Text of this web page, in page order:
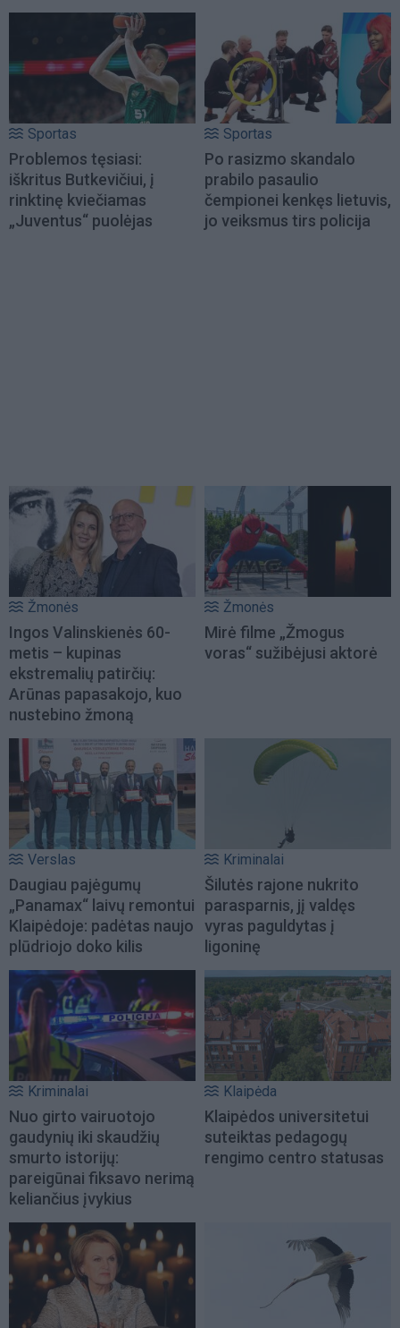
Sportas
Problemos tęsiasi:
iškritus Butkevičiui, į
rinktinę kviečiamas
„Juventus“ puolėjas
Sportas
Po rasizmo skandalo
prabilo pasaulio
čempionei kenkęs lietuvis,
jo veiksmus tirs policija
Žmonės
Ingos Valinskienės 60-
metis – kupinas
ekstremalių patirčių:
Arūnas papasakojo, kuo
nustebino žmoną
Žmonės
Mirė filme „Žmogus
voras“ sužibėjusi aktorė
Verslas
Daugiau pajėgumų
„Panamax“ laivų remontui
Klaipėdoje: padėtas naujo
plūdriojo doko kilis
Kriminalai
Šilutės rajone nukrito
parasparnis, jį valdęs
vyras paguldytas į
ligoninę
Kriminalai
Nuo girto vairuotojo
gaudynių iki skaudžių
smurto istorijų:
pareigūnai fiksavo nerimą
keliančius įvykius
Klaipėda
Klaipėdos universitetui
suteiktas pedagogų
rengimo centro statusas